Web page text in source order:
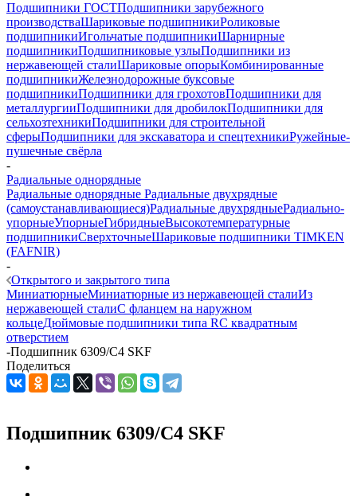
Подшипники ГОСТПодшипники зарубежного
производстваШариковые подшипникиРоликовые
подшипникиИгольчатые подшипникиШарнирные
подшипникиПодшипниковые узлыПодшипники из
нержавеющей сталиШариковые опорыКомбинированные
подшипникиЖелезнодорожные буксовые
подшипникиПодшипники для грохотовПодшипники для
металлургииПодшипники для дробилокПодшипники для
сельхозтехникиПодшипники для строительной
сферыПодшипники для экскаватора и спецтехникиРужейные-
пушечные свёрла
-
Радиальные однорядные
Радиальные однорядные Радиальные двухрядные
(самоустанавливающиеся)Радиальные двухрядныеРадиально-
упорныеУпорныеГибридныеВысокотемпературные
подшипникиСверхточныеШариковые подшипники TIMKEN
(FAFNIR)
-
Открытого и закрытого типа
МиниатюрныеМиниатюрные из нержавеющей сталиИз
нержавеющей сталиС фланцем на наружном
кольцеДюймовые подшипники типа RС квадратным
отверстием
-Подшипник 6309/C4 SKF
Поделиться
Подшипник 6309/C4 SKF